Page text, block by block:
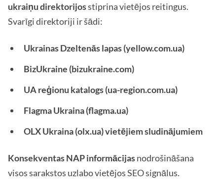
ukraiņu direktorijosstiprina vietējos reitingus.
Svarīgi direktoriji ir šādi:
Ukrainas Dzeltenās lapas (yellow.com.ua)
BizUkraine (bizukraine.com)
UA reģionu katalogs (ua-region.com.ua)
Flagma Ukraina (flagma.ua)
OLX Ukraina (olx.ua) vietējiem sludinājumiem
Konsekventas NAP informācijasnodrošināšana
visos sarakstos uzlabo vietējos SEO signālus.